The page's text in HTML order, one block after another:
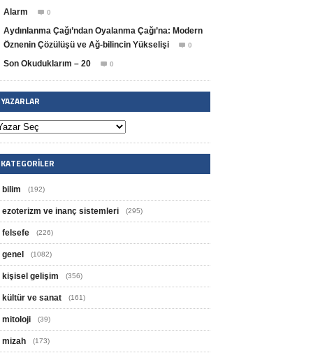
Alarm  0
Aydınlanma Çağı’ndan Oyalanma Çağı’na: Modern
Öznenin Çözülüşü ve Ağ-bilincin Yükselişi
 0
Son Okuduklarım – 20  0
YAZARLAR
KATEGORILER
bilim (192)
ezoterizm ve inanç sistemleri (295)
felsefe (226)
genel (1082)
kişisel gelişim (356)
kültür ve sanat (161)
mitoloji (39)
mizah (173)